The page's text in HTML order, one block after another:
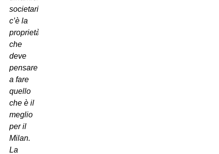
societarie
c’è la
proprietà
che
deve
pensare
a fare
quello
che è il
meglio
per il
Milan.
La